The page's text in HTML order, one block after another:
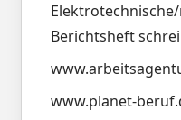
Berichtsheft
www.planet-